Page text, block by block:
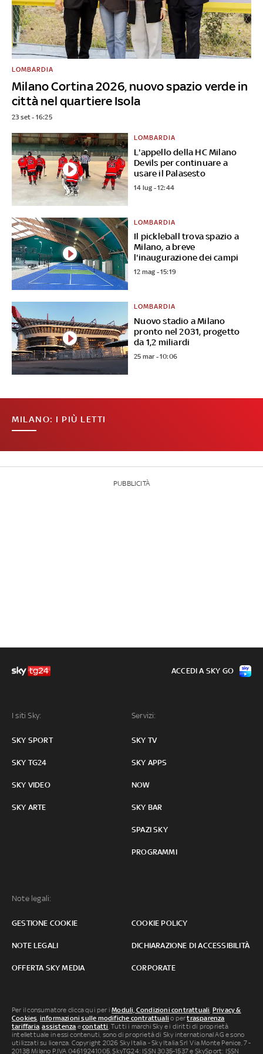
Milano Cortina 2026, nuovo spazio verde in
città nel quartiere Isola
LOMBARDIA
23 set - 16:25
L'appello della HC Milano
Devils per continuare a
usare il Palasesto
LOMBARDIA
14 lug - 12:44
Il pickleball trova spazio a
Milano, a breve
l'inaugurazione dei campi
LOMBARDIA
12 mag - 15:19
Nuovo stadio a Milano
pronto nel 2031, progetto
da 1,2 miliardi
LOMBARDIA
25 mar - 10:06
MILANO: I PIÙ LETTI
PUBBLICITÀ
I siti Sky:
SKY SPORT
SKY TG24
SKY VIDEO
SKY ARTE
Servizi:
SKY TV
SKY APPS
NOW
SKY BAR
SPAZI SKY
PROGRAMMI
Note legali:
GESTIONE COOKIE COOKIE POLICY
NOTE LEGALI DICHIARAZIONE DI ACCESSIBILITÀ
OFFERTA SKY MEDIA CORPORATE
ACCEDI A SKY GO
Per il consumatore clicca qui per iModuli, Condizioni contrattuali, Privacy &
Cookies, informazioni sulle modifiche contrattuali o pertrasparenza
tariffaria,assistenza econtatti. Tutti i marchi Sky e i diritti di proprietà
intellettuale in essi contenuti, sono di proprietà di Sky international AG e sono
utilizzati su licenza. Copyright 2026 Sky Italia - Sky Italia Srl Via Monte Penice, 7 -
20138 Milano P.IVA 04619241005. SkyTG24: ISSN 3035-1537 e SkySport: ISSN